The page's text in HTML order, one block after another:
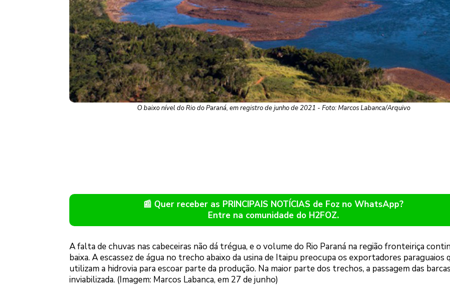
O baixo nível do Rio do Paraná, em registro de junho de 2021 - Foto: Marcos Labanca/Arquivo
📰 Quer receber as PRINCIPAIS NOTÍCIAS de Foz no WhatsApp?
Entre na comunidade do H2FOZ.
A falta de chuvas nas cabeceiras não dá trégua, e o volume do Rio Paraná na região fronteiriça
baixa. A escassez de água no trecho abaixo da usina de Itaipu preocupa os exportadores paraguaios
utilizam a hidrovia para escoar parte da produção. Na maior parte dos trechos, a passagem das
inviabilizada. (Imagem: Marcos Labanca, em 27 de junho)